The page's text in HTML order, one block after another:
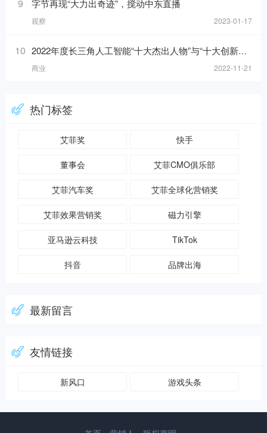
9 字节再现“大力出奇迹”，搅动中东直播
观察 2023-01-17
10 2022年度长三角人工智能“十大杰出人物”与“十大创新应用”榜单发布！
商业 2022-11-21
热门标签
艾菲奖 快手
董事会 艾菲CMO俱乐部
艾菲汽车奖 艾菲全球化营销奖
艾菲效果营销奖 磁力引擎
亚马逊云科技 TikTok
抖音 品牌出海
最新留言
友情链接
新风口 游戏头条